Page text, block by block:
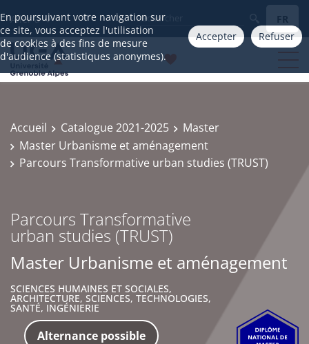
En poursuivant votre navigation sur
ce site, vous acceptez l'utilisation
de cookies à des fins de mesure
d'audience (statistiques anonymes).
Accepter Refuser
Aller à FR
Accueil Catalogue 2021-2025
Master
Master Urbanisme et aménagement
Parcours Transformative urban studies (TRUST)
Parcours Transformative
urban studies (TRUST)
Master Urbanisme et aménagement
SCIENCES HUMAINES ET SOCIALES,
ARCHITECTURE, SCIENCES, TECHNOLOGIES,
SANTÉ, INGÉNIERIE
Alternance possible